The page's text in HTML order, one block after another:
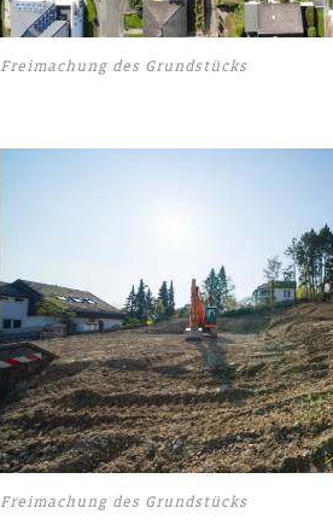
Freimachung des Grundstücks
Freimachung des Grundstücks